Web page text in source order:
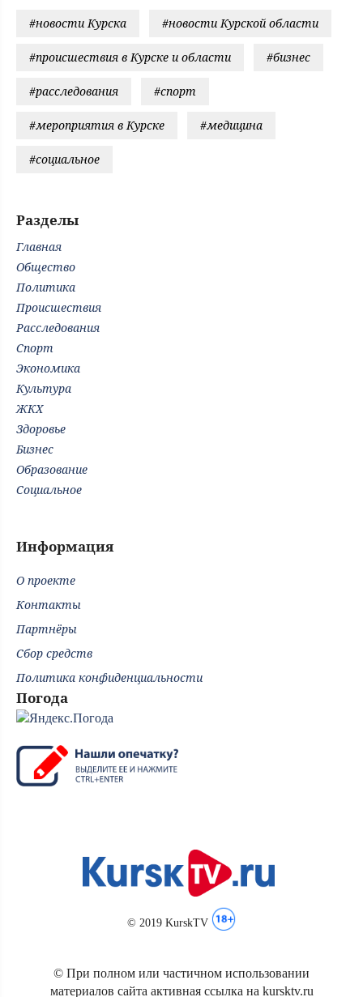
#новости Курска #новости Курской области
#происшествия в Курске и области #бизнес
#расследования #спорт
#мероприятия в Курске #медицина
#социальное
Разделы
Главная
Общество
Политика
Происшествия
Расследования
Спорт
Экономика
Культура
ЖКХ
Здоровье
Бизнес
Образование
Социальное
Информация
О проекте
Контакты
Партнёры
Сбор средств
Политика конфиденциальности
Погода
© 2019 KurskTV
© При полном или частичном использовании
материалов сайта активная ссылка на kursktv.ru